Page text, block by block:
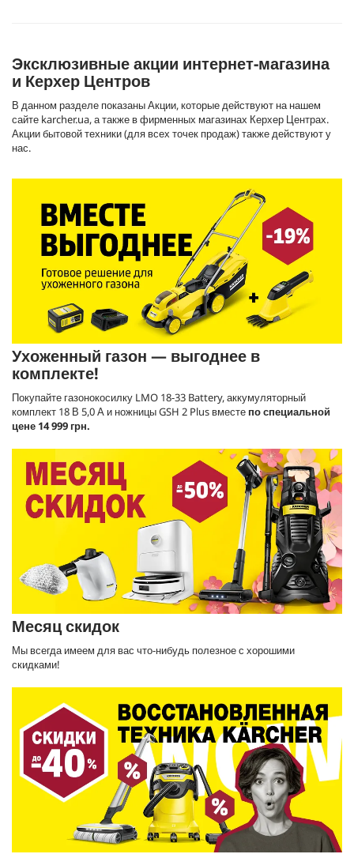
Эксклюзивные акции интернет-магазина
и Керхер Центров
В данном разделе показаны Акции, которые действуют на нашем
сайте karcher.ua, а также в фирменных магазинах Керхер Центрах.
Акции бытовой техники (для всех точек продаж) также действуют у
нас.
Ухоженный газон — выгоднее в
комплекте!
Покупайте газонокосилку LMO 18-33 Battery, аккумуляторный
комплект 18 В 5,0 А и ножницы GSH 2 Plus вместе по специальной
цене 14 999 грн.
Месяц скидок
Мы всегда имеем для вас что-нибудь полезное с хорошими
скидками!